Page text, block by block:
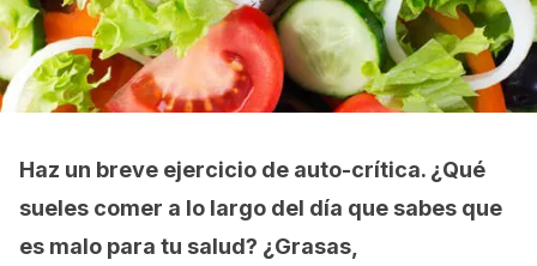
Haz un breve ejercicio de auto-crítica. ¿Qué
sueles comer a lo largo del día que sabes que
es malo para tu salud? ¿Grasas,